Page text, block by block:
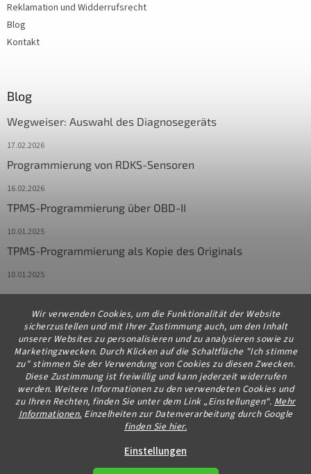
Wir verwenden Cookies, um die Funktionalität der Website
sicherzustellen und mit Ihrer Zustimmung auch, um den Inhalt
unserer Websites zu personalisieren und zu analysieren sowie zu
Marketingzwecken. Durch Klicken auf die Schaltfläche "Ich stimme
zu" stimmen Sie der Verwendung von Cookies zu diesen Zwecken.
Diese Zustimmung ist freiwillig und kann jederzeit widerrufen
werden. Weitere Informationen zu den verwendeten Cookies und
zu Ihren Rechten, finden Sie unter dem Link „Einstellungen“. Mehr
Informationen. Einzelheiten zur Datenverarbeitung durch Google
finden Sie hier.
Einstellungen
Reklamation und Widderrufsrecht
Blog
Kontakt
Blog
Wegweiser: Auswahl des Diagnosegeräts
17.02.2026
Programmierung von RDKS-Sensoren
16.02.2026
TPMS-Programmierung über OBD-II
10.01.2025
TPMS-Programmierung als Kopie des Originals
10.01.2025
Kontakt
info@diagstore.de
+491706654834
Erstellt von Shoptet Premium